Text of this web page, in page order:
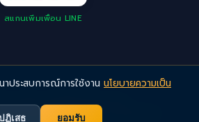
สแกนเพิ่มเพื่อน LINE
ยไฟอุตสาหกรรมคุณภาพสูง มาตรฐานยุโรป
ประสบการณ์การใช้งาน นโยบายความเป็น
ฏิเสธ ยอมรับ